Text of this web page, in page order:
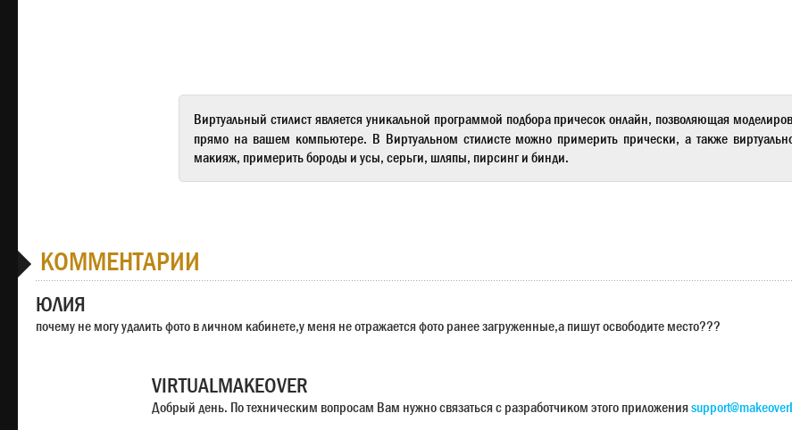
Виртуальный стилистявляется уникальной программой подбора причесок онлайн, позволяющая
прямо на вашем компьютере. В Виртуальном стилистеможно примерить прически, а также
макияж, примерить бороды и усы, серьги, шляпы, пирсинг и бинди.
КОММЕНТАРИИ
ЮЛИЯ
почему не могу удалить фото в личном кабинете,у меня не отражается фото ранее загруженные,а пишут освободите место???
VIRTUALMAKEOVER
Добрый день. По техническим вопросам Вам нужно связаться с разработчиком этого приложения